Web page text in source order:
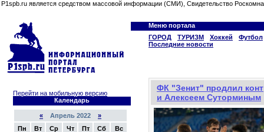
P1spb.ru является средством массовой информации (СМИ), Свидетельство
Меню портала
ГОРОД
ТУРИЗМ Хоккей
Футбол
Последние новости
Перейти на мобильную версию
Календарь
« Апрель 2022 »
Пн
Вт Ср Чт Пт Сб
Вс
ФК "Зенит" продлил
и Алексеем Суторминым